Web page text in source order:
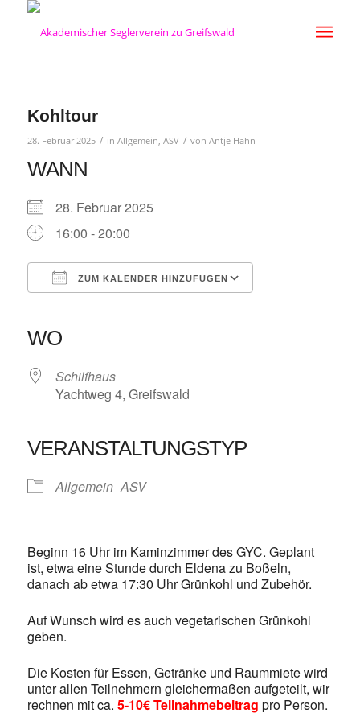
Kohltour
28. Februar 2025 / in Allgemein, ASV / von Antje Hahn
WANN
28. Februar 2025
16:00 - 20:00
ZUM KALENDER HINZUFÜGEN
WO
Schilfhaus
Yachtweg 4, Greifswald
VERANSTALTUNGSTYP
Allgemein ASV
Beginn 16 Uhr im Kaminzimmer des GYC. Geplant
ist, etwa eine Stunde durch Eldena zu Boßeln,
danach ab etwa 17:30 Uhr Grünkohl und Zubehör.
Auf Wunsch wird es auch vegetarischen Grünkohl
geben.
Die Kosten für Essen, Getränke und Raummiete wird
unter allen Teilnehmern gleichermaßen aufgeteilt, wir
rechnen mit ca. 5-10€ Teilnahmebeitrag pro Person.